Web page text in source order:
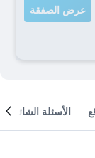
عرض الصفقة
الأسئلة الشائعة